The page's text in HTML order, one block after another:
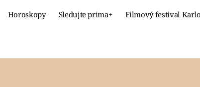
Horoskopy Sledujte prima+ Filmový festival